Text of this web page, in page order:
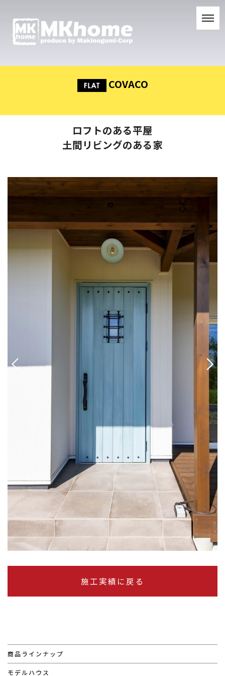
COVACO
ロフトのある平屋
土間リビングのある家
施工実績に戻る
商品ラインナップ
モデルハウス